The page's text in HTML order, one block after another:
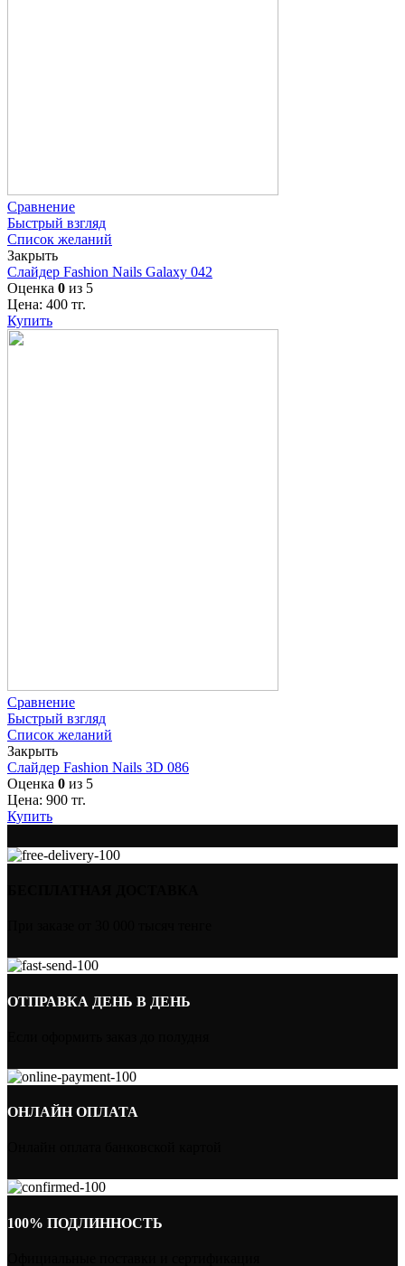
Сравнение
Быстрый взгляд
Список желаний
Закрыть
Слайдер Fashion Nails Galaxy 042
Оценка 0 из 5
Цена: 400 тг.
Купить
Сравнение
Быстрый взгляд
Список желаний
Закрыть
Слайдер Fashion Nails 3D 086
Оценка 0 из 5
Цена: 900 тг.
Купить
ОТПРАВКА ДЕНЬ В ДЕНЬ
ОНЛАЙН ОПЛАТА
100% ПОДЛИННОСТЬ